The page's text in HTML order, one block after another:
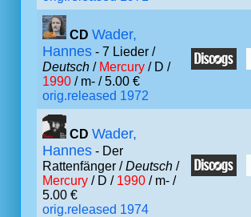
CD Wader,
Hannes - 7 Lieder /
Deutsch / Mercury / D /
1990 / m- / 5.00 €
orig.released 1972
CD Wader,
Hannes - Der
Rattenfänger /Deutsch /
Mercury / D / 1990 / m- /
5.00 €
orig.released 1974